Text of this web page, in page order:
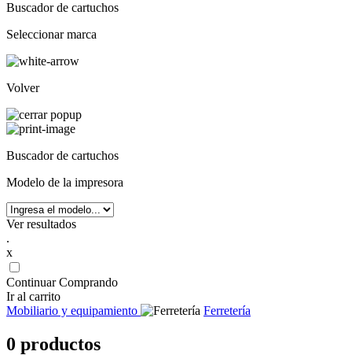
Buscador de cartuchos
Seleccionar marca
Volver
Buscador de cartuchos
Modelo de la impresora
Ver resultados
.
x
Continuar Comprando
Ir al carrito
Mobiliario y equipamiento
Ferretería
0 productos